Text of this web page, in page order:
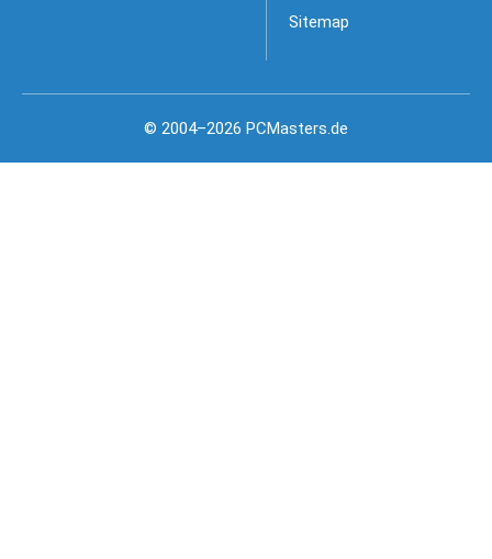
Sitemap
© 2004–2026 PCMasters.de